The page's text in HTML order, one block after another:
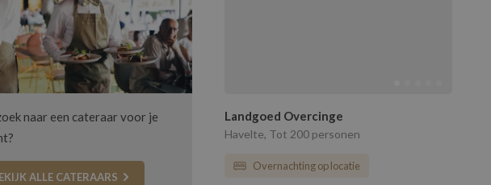
naar een cateraar voor je
ALLE CATERAARS
Landgoed Overcinge
Havelte, Tot 200 personen
Overnachting op locatie